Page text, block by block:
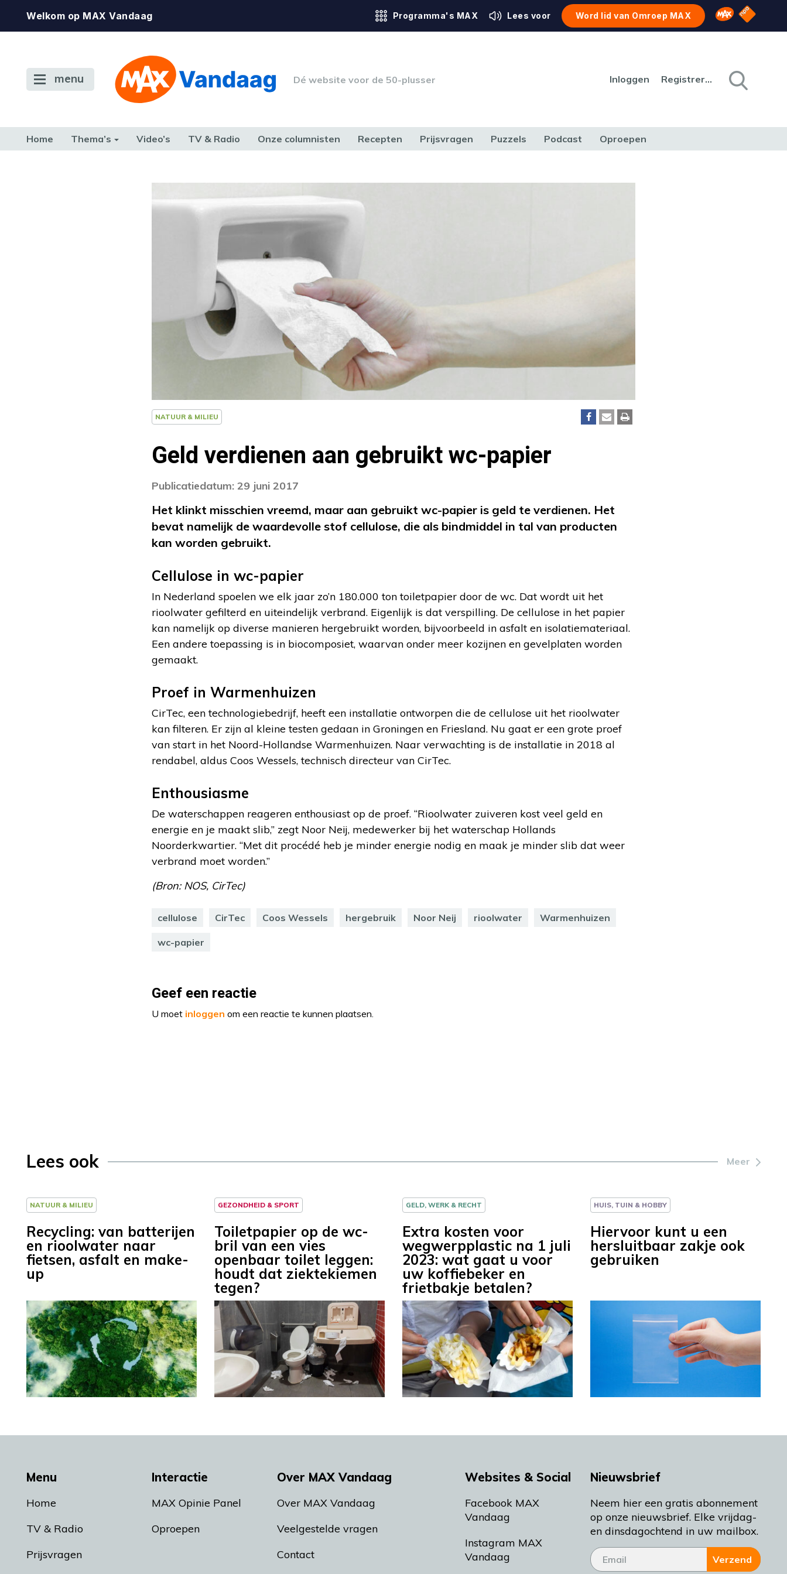
Welkom op MAX Vandaag Programma's MAX Lees voor Word lid van Omroep MAX Omroep MAX
NPO
menu Dé website voor de 50-plusser Inloggen Registreren
Home Thema’s Video’s TV & Radio Onze columnisten Recepten Prijsvragen Puzzels Podcast Oproepen
NATUUR & MILIEU
Geld verdienen aan gebruikt wc-papier
Publicatiedatum: 29 juni 2017
Het klinkt misschien vreemd, maar aan gebruikt wc-papier is geld te verdienen. Het
bevat namelijk de waardevolle stof cellulose, die als bindmiddel in tal van producten
kan worden gebruikt.
Cellulose in wc-papier
In Nederland spoelen we elk jaar zo’n 180.000 ton toiletpapier door de wc. Dat wordt uit het
rioolwater gefilterd en uiteindelijk verbrand. Eigenlijk is dat verspilling. De cellulose in het papier
kan namelijk op diverse manieren hergebruikt worden, bijvoorbeeld in asfalt en isolatiemateriaal.
Een andere toepassing is in biocomposiet, waarvan onder meer kozijnen en gevelplaten worden
gemaakt.
Proef in Warmenhuizen
CirTec, een technologiebedrijf, heeft een installatie ontworpen die de cellulose uit het rioolwater
kan filteren. Er zijn al kleine testen gedaan in Groningen en Friesland. Nu gaat er een grote proef
van start in het Noord-Hollandse Warmenhuizen. Naar verwachting is de installatie in 2018 al
rendabel, aldus Coos Wessels, technisch directeur van CirTec.
Enthousiasme
De waterschappen reageren enthousiast op de proef. “Rioolwater zuiveren kost veel geld en
energie en je maakt slib,” zegt Noor Neij, medewerker bij het waterschap Hollands
Noorderkwartier. “Met dit procédé heb je minder energie nodig en maak je minder slib dat weer
verbrand moet worden.”
(Bron: NOS, CirTec)
cellulose CirTec Coos Wessels hergebruik Noor Neij rioolwater Warmenhuizen
wc-papier
Geef een reactie
U moet inloggen om een reactie te kunnen plaatsen.
Lees ook Meer
NATUUR & MILIEU
Recycling: van batterijen
en rioolwater naar
fietsen, asfalt en make-
up
GEZONDHEID & SPORT
Toiletpapier op de wc-
bril van een vies
openbaar toilet leggen:
houdt dat ziektekiemen
tegen?
GELD, WERK & RECHT
Extra kosten voor
wegwerpplastic na 1 juli
2023: wat gaat u voor
uw koffiebeker en
frietbakje betalen?
HUIS, TUIN & HOBBY
Hiervoor kunt u een
hersluitbaar zakje ook
gebruiken
Menu
Home
TV & Radio
Prijsvragen
Interactie
MAX Opinie Panel
Oproepen
Over MAX Vandaag
Over MAX Vandaag
Veelgestelde vragen
Contact
Websites & Social
Facebook MAX
Vandaag
Instagram MAX
Vandaag
Nieuwsbrief
Neem hier een gratis abonnement
op onze nieuwsbrief. Elke vrijdag-
en dinsdagochtend in uw mailbox.
Verzend